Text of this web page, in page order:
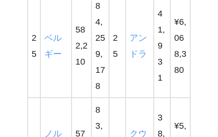
2
5
ベル
ギー
58
2,2
10
8
4,
25
9,
17
8
2
5
アン
ドラ
4
1,
9
3
1
¥6,
06
8,3
80
ノル
57
8
3,
クウ
3
8,
¥5,